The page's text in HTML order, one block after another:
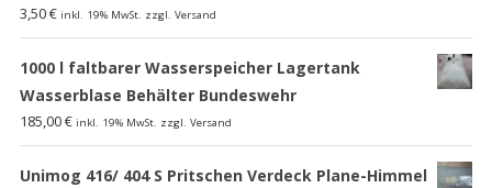
3,50€ inkl. 19% MwSt. zzgl. Versand
1000 l faltbarer Wasserspeicher Lagertank
Wasserblase Behälter Bundeswehr
185,00€ inkl. 19% MwSt. zzgl. Versand
Unimog 416/ 404 S Pritschen Verdeck Plane-Himmel